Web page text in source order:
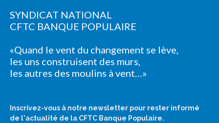
SYNDICAT NATIONAL
CFTC BANQUE POPULAIRE
«Quand le vent du changement se lève,
les uns construisent des murs,
les autres des moulins à vent…»
Inscrivez-vous à notre newsletter pour rester informé
de l'actualité de la CFTC Banque Populaire.